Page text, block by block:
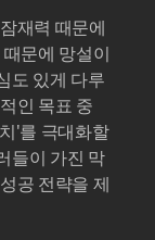
재력 때문에
문에 망설이
도 있게 다루
인 목표 중
'를 극대화할
들이 가진 막
공 전략을 제